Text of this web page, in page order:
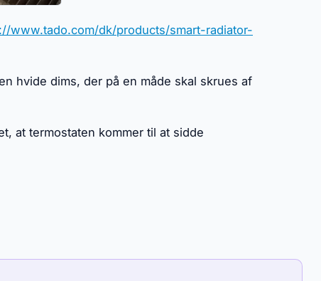
www.tado.com/dk/products/smart-radiator-
hvide dims, der på en måde skal skrues af
at termostaten kommer til at sidde